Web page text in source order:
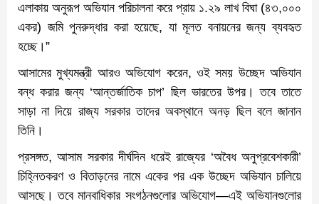
এলাকায় অনুরূপ অভিযান পরিচালনা করে প্রায় ১.২৯ লাখ বিঘা (৪৩,০০০
একর) জমি পুনরুদ্ধার করা হয়েছে, যা মূলত বনায়নের জন্য ব্যবহৃত
হচ্ছে।”
আসামের মুখ্যমন্ত্রী আরও অভিযোগ করেন, ওই সময় উচ্ছেদ অভিযান
বন্ধ করার জন্য ‘আন্তর্জাতিক চাপ’ ছিল ভারতের উপর। তবে তাতে
সাড়া না দিয়ে রাজ্য সরকার তাদের অবস্থানে অনড় ছিল বলে জানান
তিনি।
প্রসঙ্গত, আসাম সরকার দীর্ঘদিন ধরেই রাজ্যের ‘অবৈধ অনুপ্রবেশকারী’
চিহ্নিতকরণ ও বিতাড়নের নামে একের পর এক উচ্ছেদ অভিযান চালিয়ে
আসছে। তবে মানবাধিকার সংগঠনগুলোর অভিযোগ—এই অভিযানগুলোর